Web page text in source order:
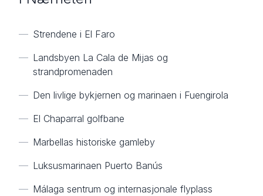
— Strendene i El Faro
— Landsbyen La Cala de Mijas og
strandpromenaden
— Den livlige bykjernen og marinaen i Fuengirola
— El Chaparral golfbane
— Marbellas historiske gamleby
— Luksusmarinaen Puerto Banús
— Málaga sentrum og internasjonale flyplass